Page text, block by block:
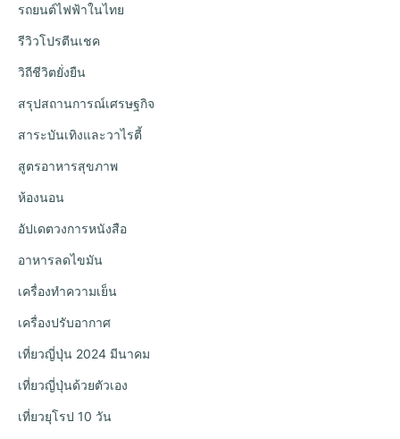
รถยนต์ไฟฟ้าในไทย
รีวิวโปรตีนเชค
วิถีชีวิตยั่งยืน
สรุปสถานการณ์เศรษฐกิจ
สาระบันเทิงและวาไรตี้
สูตรอาหารสุขภาพ
ห้องนอน
อัปเดตวงการหนังสือ
อาหารลดไขมัน
เครื่องทำความเย็น
เครื่องปรับอากาศ
เที่ยวญี่ปุ่น 2024 มีนาคม
เที่ยวญี่ปุ่นด้วยตัวเอง
เที่ยวยุโรป 10 วัน